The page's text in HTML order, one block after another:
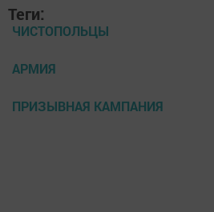
Теги:
ЧИСТОПОЛЬЦЫ
АРМИЯ
ПРИЗЫВНАЯ КАМПАНИЯ